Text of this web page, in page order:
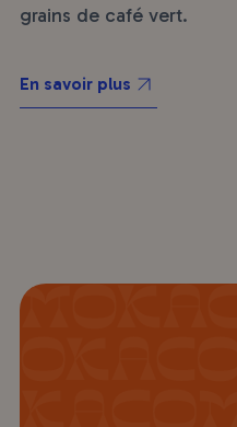
grains de café vert.
En savoir plus